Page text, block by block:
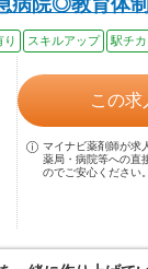
病院◎教育体
り スキルアップ 駅チカ
この求
マイナビ薬剤師が求
薬局・病院等への直
のでご安心ください。